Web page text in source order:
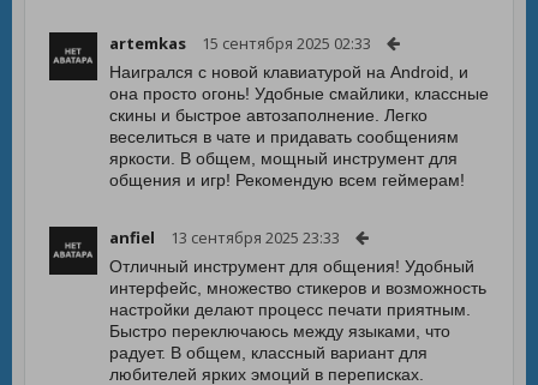
artemkas 15 сентября 2025 02:33
Наигрался с новой клавиатурой на Android, и
она просто огонь! Удобные смайлики, классные
скины и быстрое автозаполнение. Легко
веселиться в чате и придавать сообщениям
яркости. В общем, мощный инструмент для
общения и игр! Рекомендую всем геймерам!
anfiel 13 сентября 2025 23:33
Отличный инструмент для общения! Удобный
интерфейс, множество стикеров и возможность
настройки делают процесс печати приятным.
Быстро переключаюсь между языками, что
радует. В общем, классный вариант для
любителей ярких эмоций в переписках.